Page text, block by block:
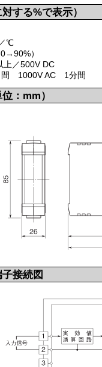
する%で表示）
℃
）
上／500V DC
間 1000V AC 1分間
：mm）
接続図